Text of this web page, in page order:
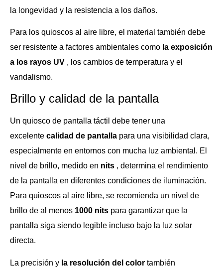
la longevidad y la resistencia a los daños.
Para los quioscos al aire libre, el material también debe
ser resistente a factores ambientales como la exposición
a los rayos UV , los cambios de temperatura y el
vandalismo.
Brillo y calidad de la pantalla
Un quiosco de pantalla táctil debe tener una
excelente calidad de pantalla para una visibilidad clara,
especialmente en entornos con mucha luz ambiental. El
nivel de brillo, medido en nits , determina el rendimiento
de la pantalla en diferentes condiciones de iluminación.
Para quioscos al aire libre, se recomienda un nivel de
brillo de al menos 1000 nits para garantizar que la
pantalla siga siendo legible incluso bajo la luz solar
directa.
La precisión y la resolución del color también